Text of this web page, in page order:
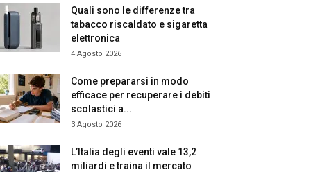
Quali sono le differenze tra
tabacco riscaldato e sigaretta
elettronica
4 Agosto 2026
Come prepararsi in modo
efficace per recuperare i debiti
scolastici a...
3 Agosto 2026
L’Italia degli eventi vale 13,2
miliardi e traina il mercato